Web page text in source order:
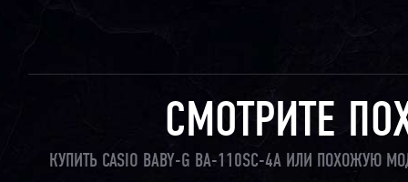
СМОТРИТЕ
КУПИТЬ CASIO BABY-G BA-110SC-4A ИЛИ ПОХОЖУЮ